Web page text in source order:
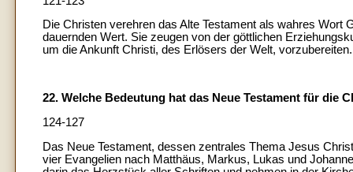
Die Christen verehren das Alte Testament als wahres Wort
dauernden Wert. Sie zeugen von der göttlichen
um die Ankunft Christi, des Erlösers der Welt, vorzubereiten.
22. Welche Bedeutung hat das Neue Testament für die
124-127
Das Neue Testament, dessen zentrales Thema Jesus
vier Evangelien nach Matthäus, Markus, Lukas und